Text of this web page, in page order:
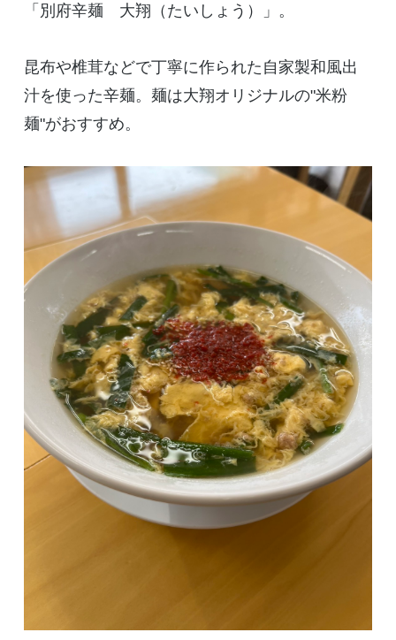
「別府辛麺 大翔（たいしょう）」。
昆布や椎茸などで丁寧に作られた自家製和風出
汁を使った辛麺。麺は大翔オリジナルの"米粉
麺"がおすすめ。